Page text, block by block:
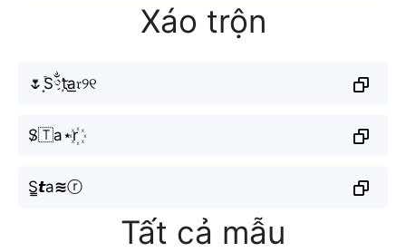
Xáo trộn
🌷͙֒Sྂt҉a͟𝔯୨୧
S̷🇹a⋆r꙰
S̳𝙩a≋ⓡ
Tất cả mẫu